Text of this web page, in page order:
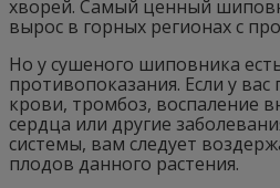
хворей. Самый ценный
вырос в горных регионах с
Но у сушеного шиповника
противопоказания. Если у
крови, тромбоз, воспаление
сердца или другие
системы, вам следует
плодов данного растения.